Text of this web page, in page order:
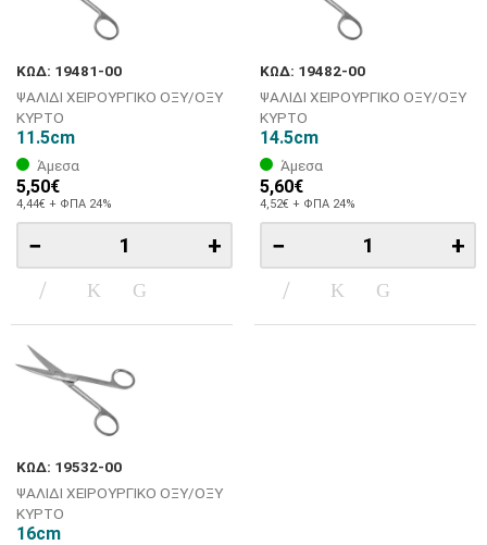
ΚΩΔ: 19481-00
ΨΑΛΙΔΙ ΧΕΙΡΟΥΡΓΙΚΟ ΟΞΥ/ΟΞΥ
ΚΥΡΤΟ
11.5cm
Άμεσα
5,50€
4,44€ + ΦΠΑ 24%
− +
ΚΩΔ: 19482-00
ΨΑΛΙΔΙ ΧΕΙΡΟΥΡΓΙΚΟ ΟΞΥ/ΟΞΥ
ΚΥΡΤΟ
14.5cm
Άμεσα
5,60€
4,52€ + ΦΠΑ 24%
− +
ΚΩΔ: 19532-00
ΨΑΛΙΔΙ ΧΕΙΡΟΥΡΓΙΚΟ ΟΞΥ/ΟΞΥ
ΚΥΡΤΟ
16cm